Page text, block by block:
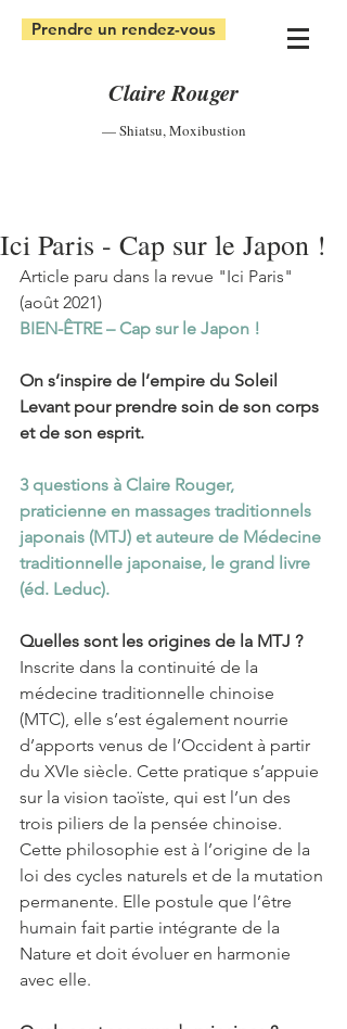
Prendre un rendez-vous
Claire Rouger
— Shiatsu,Moxibustion
Ici Paris - Cap sur le Japon !
Article paru dans la revue "Ici Paris"
(août 2021)
BIEN-ÊTRE – Cap sur le Japon !
On s’inspire de l’empire du Soleil
Levant pour prendre soin de son corps
et de son esprit.
3 questions à Claire Rouger,
praticienne en massages traditionnels
japonais (MTJ) et auteure de Médecine
traditionnelle japonaise, le grand livre
(éd. Leduc).
Quelles sont les origines de la MTJ ?
Inscrite dans la continuité de la
médecine traditionnelle chinoise
(MTC), elle s’est également nourrie
d’apports venus de l’Occident à partir
du XVIe siècle. Cette pratique s’appuie
sur la vision taoïste, qui est l’un des
trois piliers de la pensée chinoise.
Cette philosophie est à l’origine de la
loi des cycles naturels et de la mutation
permanente. Elle postule que l’être
humain fait partie intégrante de la
Nature et doit évoluer en harmonie
avec elle.